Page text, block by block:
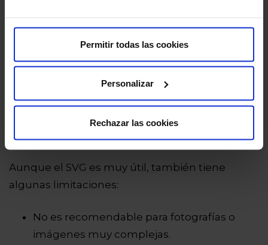
Permitir todas las cookies
Personalizar
Rechazar las cookies
SEO de imágenes:puede acompañarse de
nombres de archivo descriptivos, textos
alternativos y contexto semántico.
Compatibilidad moderna:
navegadores actuales más utilizados.
Aunque el SVG es muy útil, también tiene
algunas limitaciones:
No es recomendable para fotografías o
imágenes muy complejas.